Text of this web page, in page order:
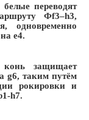
переводят
Фf3–h3,
одновременно
e4.
конь защищает
g6, таким путём
рокировки и
h7.